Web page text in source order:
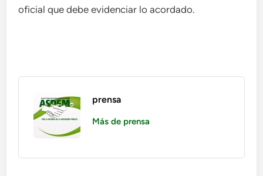
oficial que debe evidenciar lo acordado.
prensa
Más de prensa